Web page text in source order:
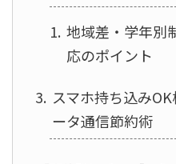
地域差・学年別
応のポイント
スマホ持ち込み
ータ通信節約術